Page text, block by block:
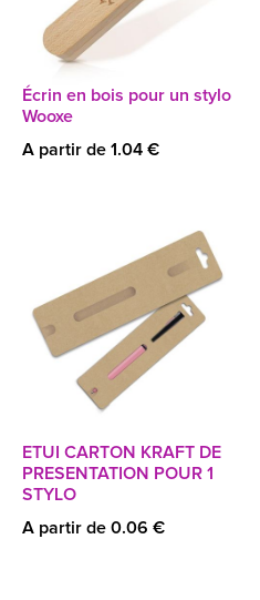
Écrin en bois pour un stylo
Wooxe
A partir de 1.04 €
ETUI CARTON KRAFT DE
PRESENTATION POUR 1
STYLO
A partir de 0.06 €